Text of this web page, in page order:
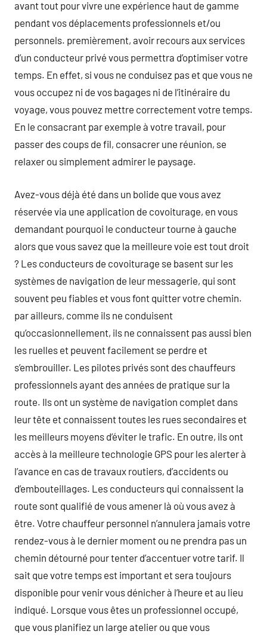
avant tout pour vivre une expérience haut de gamme
pendant vos déplacements professionnels et/ou
personnels. premièrement, avoir recours aux services
d’un conducteur privé vous permettra d’optimiser votre
temps. En effet, si vous ne conduisez pas et que vous ne
vous occupez ni de vos bagages ni de l’itinéraire du
voyage, vous pouvez mettre correctement votre temps.
En le consacrant par exemple à votre travail, pour
passer des coups de fil, consacrer une réunion, se
relaxer ou simplement admirer le paysage.
Avez-vous déjà été dans un bolide que vous avez
réservée via une application de covoiturage, en vous
demandant pourquoi le conducteur tourne à gauche
alors que vous savez que la meilleure voie est tout droit
? Les conducteurs de covoiturage se basent sur les
systèmes de navigation de leur messagerie, qui sont
souvent peu fiables et vous font quitter votre chemin.
par ailleurs, comme ils ne conduisent
qu’occasionnellement, ils ne connaissent pas aussi bien
les ruelles et peuvent facilement se perdre et
s’embrouiller. Les pilotes privés sont des chauffeurs
professionnels ayant des années de pratique sur la
route. Ils ont un système de navigation complet dans
leur tête et connaissent toutes les rues secondaires et
les meilleurs moyens d’éviter le trafic. En outre, ils ont
accès à la meilleure technologie GPS pour les alerter à
l’avance en cas de travaux routiers, d’accidents ou
d’embouteillages. Les conducteurs qui connaissent la
route sont qualifié de vous amener là où vous avez à
être. Votre chauffeur personnel n’annulera jamais votre
rendez-vous à le dernier moment ou ne prendra pas un
chemin détourné pour tenter d’accentuer votre tarif. Il
sait que votre temps est important et sera toujours
disponible pour venir vous dénicher à l’heure et au lieu
indiqué. Lorsque vous êtes un professionnel occupé,
que vous planifiez un large atelier ou que vous